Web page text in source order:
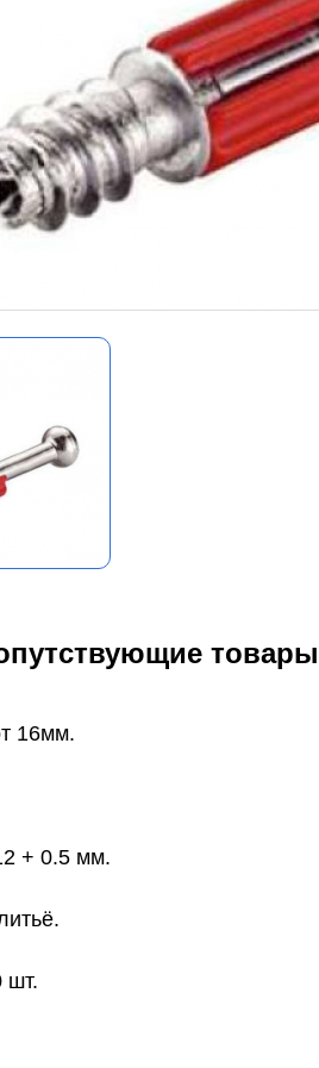
товары
16мм.
+ 0.5 мм.
шт.